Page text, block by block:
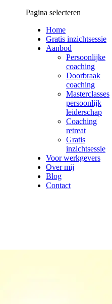
Pagina selecteren
Home
Gratis inzichtsessie
Aanbod
Persoonlijke
coaching
Doorbraak
coaching
Masterclasses
persoonlijk
leiderschap
Coaching
retreat
Gratis
inzichtsessie
Voor werkgevers
Over mij
Blog
Contact